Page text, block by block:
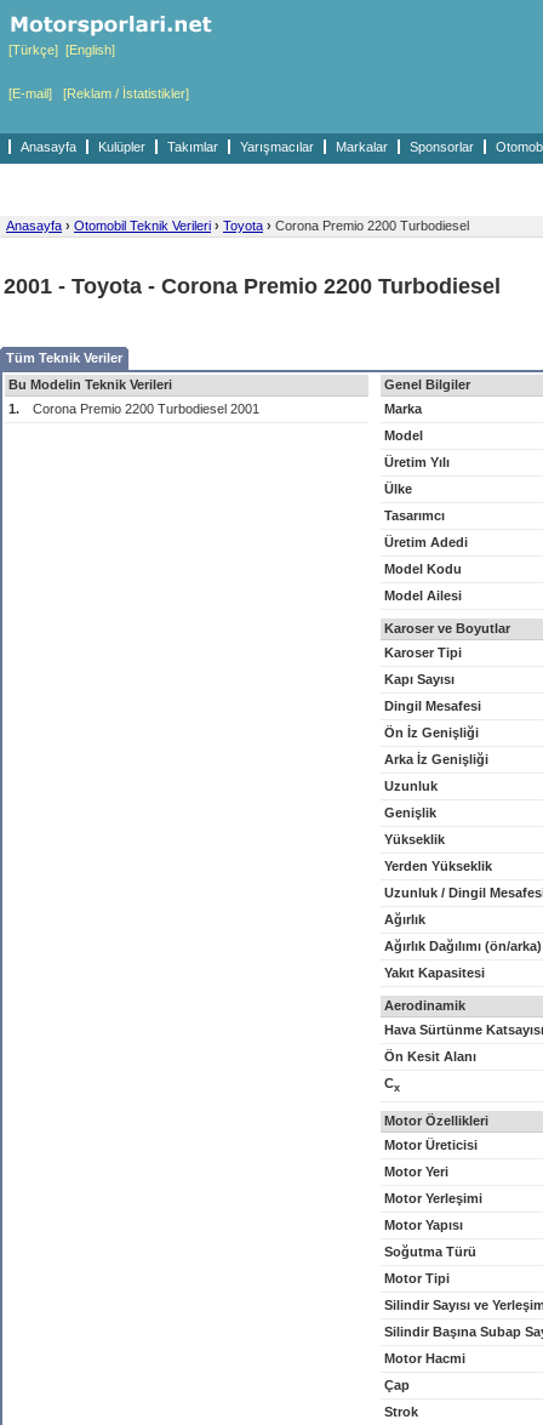
[Türkçe] [English]
[E-mail] [Reklam / İstatistikler]
Anasayfa Kulüpler Takımlar Yarışmacılar Markalar Sponsorlar
Anasayfa › Otomobil Teknik Verileri › Toyota › Corona Premio 2200 Turbodiesel
2001 - Toyota - Corona Premio 2200 Turbodiesel
Tüm Teknik Veriler
Bu Modelin Teknik Verileri
1.
Corona Premio 2200 Turbodiesel 2001
Genel Bilgiler
Marka
Model
Üretim Yılı
Ülke
Tasarımcı
Üretim Adedi
Model Kodu
Model Ailesi
Karoser ve Boyutlar
Karoser Tipi
Kapı Sayısı
Dingil Mesafesi
Ön İz Genişliği
Arka İz Genişliği
Uzunluk
Genişlik
Yükseklik
Yerden Yükseklik
Uzunluk / Dingil
Ağırlık
Ağırlık Dağılımı (ön/arka)
Yakıt Kapasitesi
Aerodinamik
Hava Sürtünme Katsayısı
Ön Kesit Alanı
Cx
Motor Özellikleri
Motor Üreticisi
Motor Yeri
Motor Yerleşimi
Motor Yapısı
Soğutma Türü
Motor Tipi
Silindir Sayısı ve
Silindir Başına Subap
Motor Hacmi
Çap
Strok